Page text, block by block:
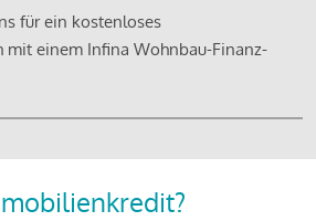
für ein kostenloses
mit einem Infina Wohnbau-Finanz-